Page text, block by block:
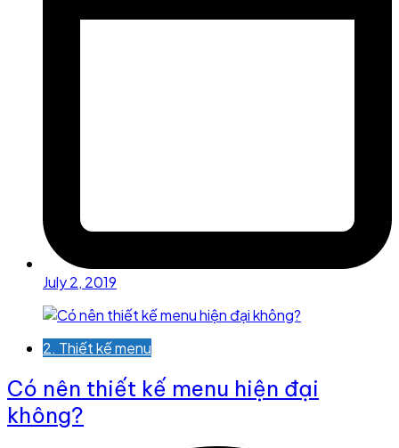
July 2, 2019
2. Thiết kế menu
Có nên thiết kế menu hiện đại
không?